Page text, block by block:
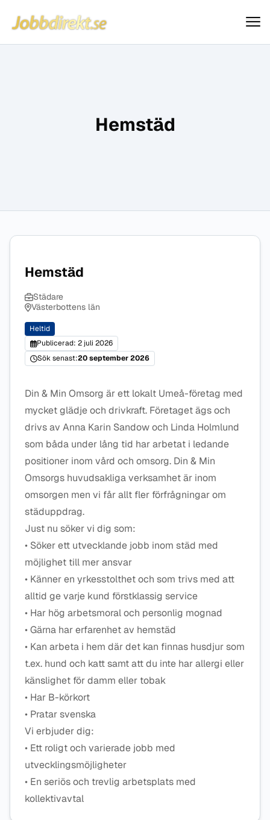
Hoppa till innehåll
Jobbdirekt
Hemstäd
Hemstäd
Städare
Västerbottens län
Heltid
Publicerad: 2 juli 2026
Sök senast:20 september 2026
Din & Min Omsorg är ett lokalt Umeå-företag med
mycket glädje och drivkraft. Företaget ägs och
drivs av Anna Karin Sandow och Linda Holmlund
som båda under lång tid har arbetat i ledande
positioner inom vård och omsorg. Din & Min
Omsorgs huvudsakliga verksamhet är inom
omsorgen men vi får allt fler förfrågningar om
städuppdrag.
Just nu söker vi dig som:
• Söker ett utvecklande jobb inom städ med
möjlighet till mer ansvar
• Känner en yrkesstolthet och som trivs med att
alltid ge varje kund förstklassig service
• Har hög arbetsmoral och personlig mognad
• Gärna har erfarenhet av hemstäd
• Kan arbeta i hem där det kan finnas husdjur som
t.ex. hund och katt samt att du inte har allergi eller
känslighet för damm eller tobak
• Har B-körkort
• Pratar svenska
Vi erbjuder dig:
• Ett roligt och varierade jobb med
utvecklingsmöjligheter
• En seriös och trevlig arbetsplats med
kollektivavtal